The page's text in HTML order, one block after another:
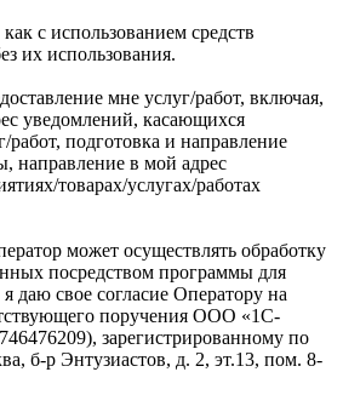
с использованием средств
их использования.
мне услуг/работ, включая,
уведомлений, касающихся
работ, подготовка и направление
направление в мой адрес
товарах/услугах/работах
может осуществлять обработку
посредством программы для
свое согласие Оператору на
поручения ООО «1С-
зарегистрированному по
б-р Энтузиастов, д. 2, эт.13, пом. 8-